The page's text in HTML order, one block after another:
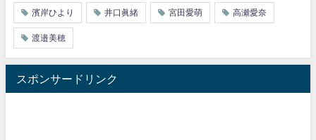
濱岸ひより 井口眞緒 宮田愛萌 高瀬愛奈
渡邉美穂
スポンサードリンク